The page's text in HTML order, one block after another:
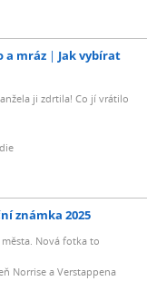
a mráz
Jak vybírat
ji zdrtila! Co jí vrátilo
známka 2025
Nová fotka to
Norrise a Verstappena